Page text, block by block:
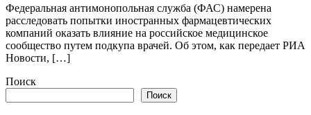
Федеральная антимонопольная служба (ФАС) намерена
расследовать попытки иностранных фармацевтических
компаний оказать влияние на российское медицинское
сообщество путем подкупа врачей. Об этом, как передает РИА
Новости, […]
Поиск
Поиск